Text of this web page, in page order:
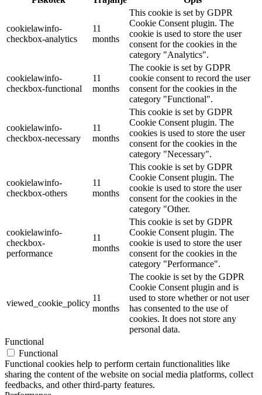
cookielawinfo-
checkbox-analytics
11
months
This cookie is set by GDPR
Cookie Consent plugin. The
cookie is used to store the user
consent for the cookies in the
category "Analytics".
cookielawinfo-
checkbox-functional
11
months
The cookie is set by GDPR
cookie consent to record the user
consent for the cookies in the
category "Functional".
cookielawinfo-
checkbox-necessary
11
months
This cookie is set by GDPR
Cookie Consent plugin. The
cookies is used to store the user
consent for the cookies in the
category "Necessary".
cookielawinfo-
checkbox-others
11
months
This cookie is set by GDPR
Cookie Consent plugin. The
cookie is used to store the user
consent for the cookies in the
category "Other.
cookielawinfo-
checkbox-
performance
11
months
This cookie is set by GDPR
Cookie Consent plugin. The
cookie is used to store the user
consent for the cookies in the
category "Performance".
viewed_cookie_policy
11
months
The cookie is set by the GDPR
Cookie Consent plugin and is
used to store whether or not user
has consented to the use of
cookies. It does not store any
personal data.
Functional
Functional
Functional cookies help to perform certain functionalities like
sharing the content of the website on social media platforms, collect
feedbacks, and other third-party features.